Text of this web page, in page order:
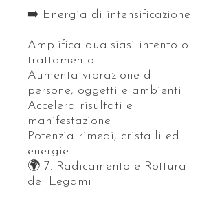
➡️ Energia di intensificazione
Amplifica qualsiasi intento o
trattamento
Aumenta vibrazione di
persone, oggetti e ambienti
Accelera risultati e
manifestazione
Potenzia rimedi, cristalli ed
energie
🌍 7. Radicamento e Rottura
dei Legami